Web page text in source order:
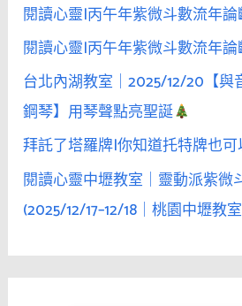
要
她
想
到
你，
也
會
失
控
閱讀心靈|丙午年紫微斗數流年
閱讀心靈|丙午年紫微斗數流年
台北內湖教室｜2025/12/20【與
鋼琴】用琴聲點亮聖誕
拜託了塔羅牌|你知道托特牌也
閱讀心靈中壢教室｜靈動派紫微
(2025/12/17–12/18｜桃園中壢教